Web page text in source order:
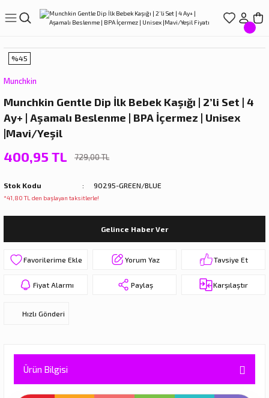
Geri Dön
Geri Dön
Suluklar
Geri Dön
Setleri
Geri Dön
Geri Dön
%45
Munchkin
Munchkin Gentle Dip İlk Bebek Kaşığı | 2’li Set | 4
Ay+ | Aşamalı Beslenme | BPA İçermez | Unisex
|Mavi/Yeşil
400,95 TL 729,00 TL
Stok Kodu 90295-GREEN/BLUE
*41,80 TL den başlayan taksitlerle!
Gelince Haber Ver
Yorum Yaz Tavsiye Et
Fiyat Alarmı Paylaş Karşılaştır
Hızlı Gönderi
Ürün Bilgisi